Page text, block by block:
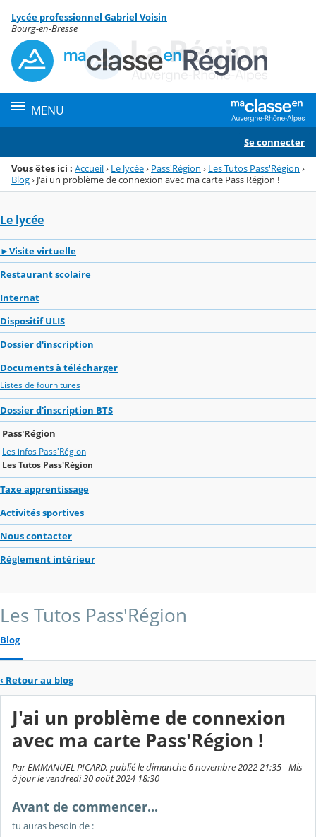
Menu de la rubrique
Contenu
Lycée professionnel Gabriel Voisin
Bourg-en-Bresse
MENU
Se connecter
Vous êtes ici : Accueil› Le lycée› Pass'Région › Les Tutos Pass'Région ›
Blog› J'ai un problème de connexion avec ma carte Pass'Région !
Le lycée
►Visite virtuelle
Restaurant scolaire
Internat
Dispositif ULIS
Dossier d'inscription
Documents à télécharger
Listes de fournitures
Dossier d'inscription BTS
Pass'Région
Les infos Pass'Région
Les Tutos Pass'Région
Taxe apprentissage
Activités sportives
Nous contacter
Règlement intérieur
Les Tutos Pass'Région
Blog
‹ Retour au blog
J'ai un problème de connexion
avec ma carte Pass'Région !
Par EMMANUEL PICARD, publié le dimanche 6 novembre 2022 21:35 - Mis
à jour le vendredi 30 août 2024 18:30
Avant de commencer...
tu auras besoin de :